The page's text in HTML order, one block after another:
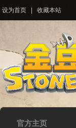
设为首页 收藏本站
官方主页